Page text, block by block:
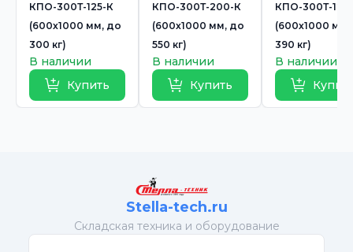
КПО-300Т-125-К
(600х1000 мм, до
300 кг)
В наличии
Купить
КПО-300Т-200-К
(600х1000 мм, до
550 кг)
В наличии
Купить
КПО-300Т-
(600х1000 мм,
390 кг)
В наличии
Stella-tech.ru
Cкладская техника и оборудование